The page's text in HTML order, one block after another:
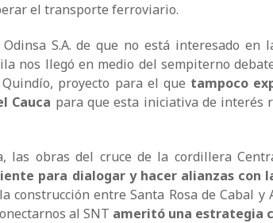
el transporte ferroviario.
S.A. de que no está interesado en
nos llegó en medio del sempiterno
proyecto para el que tampoco
Cauca para que esta iniciativa de interés
las obras del cruce de la cordillera
para dialogar y hacer alianzas con
construcción entre Santa Rosa de Cabal
al SNT ameritó una estrategia